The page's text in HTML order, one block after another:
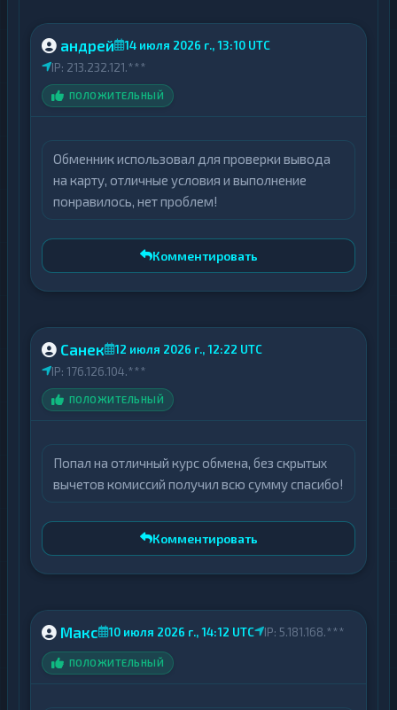
андрей
14 июля 2026 г., 13:10 UTC
IP: 213.232.121.***
ПОЛОЖИТЕЛЬНЫЙ
Обменник использовал для проверки вывода
на карту, отличные условия и выполнение
понравилось, нет проблем!
Комментировать
Санек
12 июля 2026 г., 12:22 UTC
IP: 176.126.104.***
ПОЛОЖИТЕЛЬНЫЙ
Попал на отличный курс обмена, без скрытых
вычетов комиссий получил всю сумму спасибо!
Комментировать
Макс 10 июля 2026 г., 14:12 UTC IP: 5.181.168.***
ПОЛОЖИТЕЛЬНЫЙ